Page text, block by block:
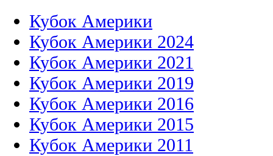
Кубок Америки
Кубок Америки 2024
Кубок Америки 2021
Кубок Америки 2019
Кубок Америки 2016
Кубок Америки 2015
Кубок Америки 2011